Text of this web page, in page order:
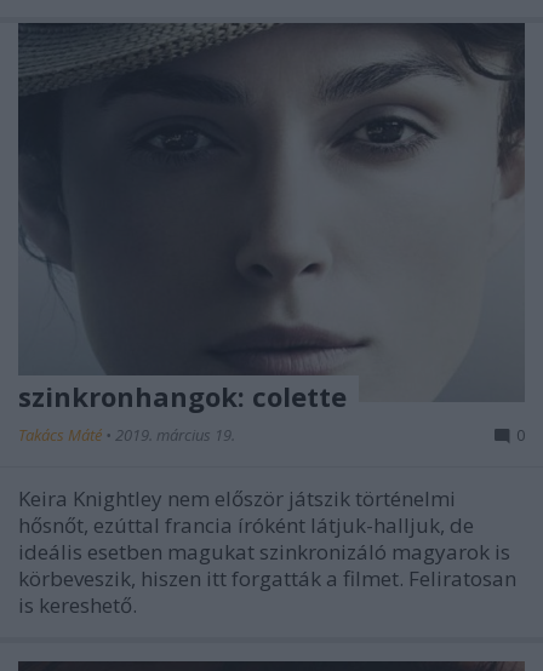
szinkronhangok: colette
Takács Máté • 2019. március 19. 0
Keira Knightley nem először játszik történelmi
hősnőt, ezúttal francia íróként látjuk-halljuk, de
ideális esetben magukat szinkronizáló magyarok is
körbeveszik, hiszen itt forgatták a filmet. Feliratosan
is kereshető.